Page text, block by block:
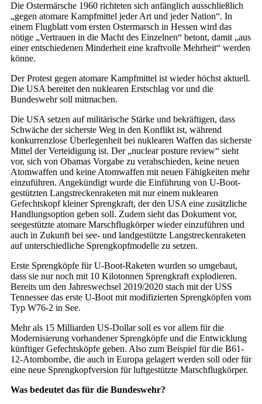
Die Ostermärsche 1960 richteten sich anfänglich ausschließlich
„gegen atomare Kampfmittel jeder Art und jeder Nation“. In
einem Flugblatt vom ersten Ostermarsch in Hessen wird das
nötige „Vertrauen in die Macht des Einzelnen“ betont, damit „aus
einer entschiedenen Minderheit eine kraftvolle Mehrheit“ werden
könne.
Der Protest gegen atomare Kampfmittel ist wieder höchst aktuell.
Die USA bereitet den nuklearen Erstschlag vor und die
Bundeswehr soll mitmachen.
Die USA setzen auf militärische Stärke und bekräftigen, dass
Schwäche der sicherste Weg in den Konflikt ist, während
konkurrenzlose Überlegenheit bei nuklearen Waffen das sicherste
Mittel der Verteidigung ist. Der „nuclear posture review“ sieht
vor, sich von Obamas Vorgabe zu verabschieden, keine neuen
Atomwaffen und keine Atomwaffen mit neuen Fähigkeiten mehr
einzuführen. Angekündigt wurde die Einführung von U-Boot-
gestützten Langstreckenraketen mit nur einem nuklearen
Gefechtskopf kleiner Sprengkraft, der den USA eine zusätzliche
Handlungsoption geben soll. Zudem sieht das Dokument vor,
seegestützte atomare Marschflugkörper wieder einzuführen und
auch in Zukunft bei see- und landgestützte Langstreckenraketen
auf unterschiedliche Sprengkopfmodelle zu setzen.
Erste Sprengköpfe für U-Boot-Raketen wurden so umgebaut,
dass sie nur noch mit 10 Kilotonnen Sprengkraft explodieren.
Bereits um den Jahreswechsel 2019/2020 stach mit der USS
Tennessee das erste U-Boot mit modifizierten Sprengköpfen vom
Typ W76-2 in See.
Mehr als 15 Milliarden US-Dollar soll es vor allem für die
Modernisierung vorhandener Sprengköpfe und die Entwicklung
künftiger Gefechtsköpfe geben. Also zum Beispiel für die B61-
12-Atombombe, die auch in Europa gelagert werden soll oder für
eine neue Sprengkopfversion für luftgestützte Marschflugkörper.
Was bedeutet das für die Bundeswehr?